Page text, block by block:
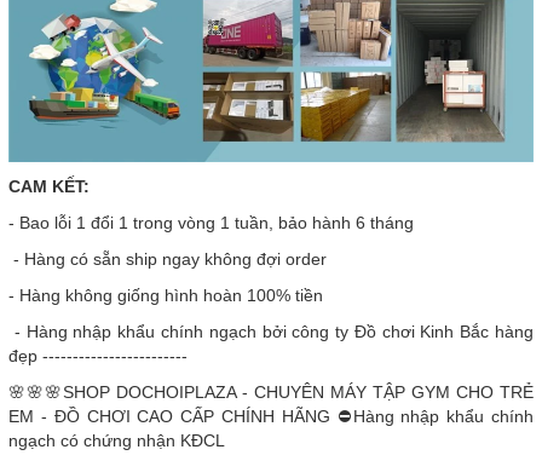
CAM KẾT:
- Bao lỗi 1 đổi 1 trong vòng 1 tuần, bảo hành 6 tháng
- Hàng có sẵn ship ngay không đợi order
- Hàng không giống hình hoàn 100% tiền
- Hàng nhập khẩu chính ngạch bởi công ty Đồ chơi Kinh Bắc hàng
đẹp ------------------------
🌸🌸🌸SHOP DOCHOIPLAZA - CHUYÊN MÁY TẬP GYM CHO TRẺ
EM - ĐỒ CHƠI CAO CẤP CHÍNH HÃNG ⛔Hàng nhập khẩu chính
ngạch có chứng nhận KĐCL